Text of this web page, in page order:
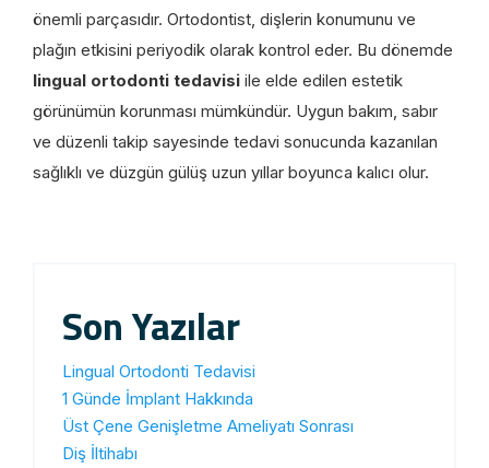
önemli parçasıdır. Ortodontist, dişlerin konumunu ve
plağın etkisini periyodik olarak kontrol eder. Bu dönemde
lingual ortodonti tedavisi ile elde edilen estetik
görünümün korunması mümkündür. Uygun bakım, sabır
ve düzenli takip sayesinde tedavi sonucunda kazanılan
sağlıklı ve düzgün gülüş uzun yıllar boyunca kalıcı olur.
Son Yazılar
Lingual Ortodonti Tedavisi
1 Günde İmplant Hakkında
Üst Çene Genişletme Ameliyatı Sonrası
Diş İltihabı